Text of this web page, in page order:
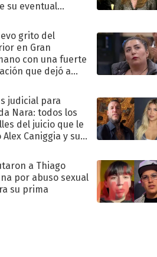
su eventual
grito del
en Gran
con una fuerte
que dejó a
judicial para
Nara: todos los
del juicio que le
Alex Caniggia y sus
a Thiago
por abuso sexual
su prima